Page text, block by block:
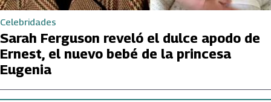
Celebridades
Sarah Ferguson reveló el dulce apodo de
Ernest, el nuevo bebé de la princesa
Eugenia